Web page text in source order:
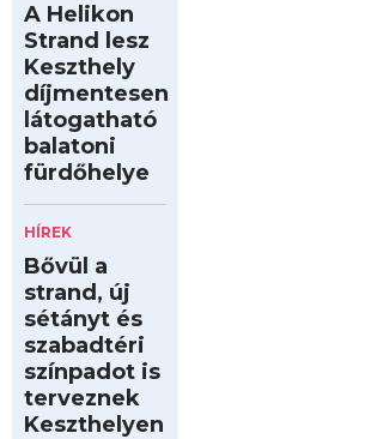
A Helikon
Strand lesz
Keszthely
díjmentesen
látogatható
balatoni
fürdőhelye
HÍREK
Bővül a
strand, új
sétányt és
szabadtéri
színpadot is
terveznek
Keszthelyen